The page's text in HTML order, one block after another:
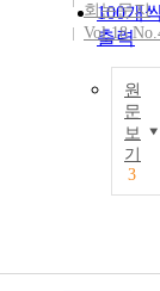
100개
출력
회논문지
Vol.18
원
문
보
기
3